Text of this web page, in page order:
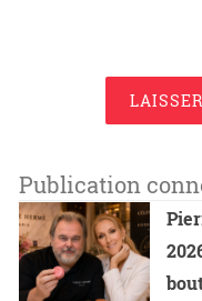
Publication